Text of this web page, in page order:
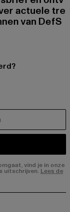
actuele tre
van DefS
vind je in onze
uitschrijven. Lees de